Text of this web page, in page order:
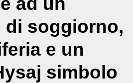
di soggiorno,
e un
simbolo